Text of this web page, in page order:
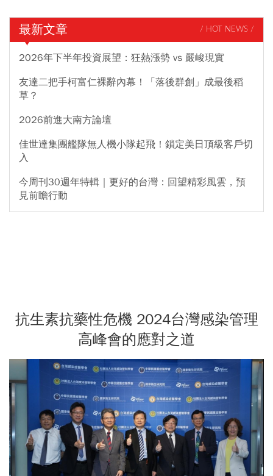
最新文章 / HOT NEWS /
2026年下半年投資展望：狂熱漲勢 vs 嚴峻現實
友達二把手柯富仁裸辭內幕！「落後群創」成最後稻
草？
2026前進大南方論壇
佳世達集團艦隊無人機小隊起飛！鎖定美日頂級客戶切
入
今周刊30週年特輯｜更好的台灣：回望精彩風雲，預
見前瞻行動
抗生素抗藥性危機 2024台灣感染管理
高峰會的應對之道